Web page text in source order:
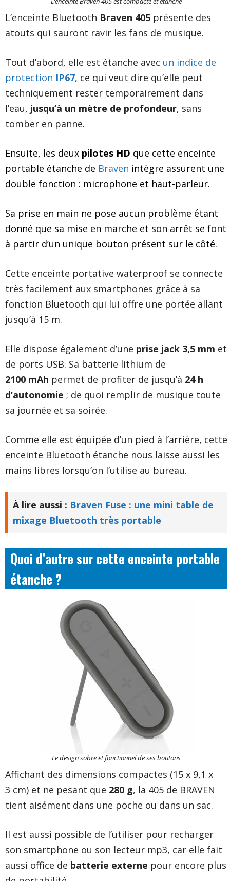
L’enceinte Bluetooth Braven 405 présente des
atouts qui sauront ravir les fans de musique.
Tout d’abord, elle est étanche avec un indice de
protection IP67, ce qui veut dire qu’elle peut
techniquement rester temporairement dans
l’eau, jusqu’à un mètre de profondeur, sans
tomber en panne.
Ensuite, les deux pilotes HD que cette enceinte
portable étanche de Braven intègre assurent une
double fonction : microphone et haut-parleur.
Sa prise en main ne pose aucun problème étant
donné que sa mise en marche et son arrêt se font
à partir d’un unique bouton présent sur le côté.
Cette enceinte portative waterproof se connecte
très facilement aux smartphones grâce à sa
fonction Bluetooth qui lui offre une portée allant
jusqu’à 15 m.
Elle dispose également d’une prise jack 3,5 mm et
de ports USB. Sa batterie lithium de
2100 mAh permet de profiter de jusqu’à 24 h
d’autonomie ; de quoi remplir de musique toute
sa journée et sa soirée.
Comme elle est équipée d’un pied à l’arrière, cette
enceinte Bluetooth étanche nous laisse aussi les
mains libres lorsqu’on l’utilise au bureau.
À lire aussi : Braven Fuse : une mini table de
mixage Bluetooth très portable
Quoi d’autre sur cette enceinte portable
étanche ?
Le design sobre et fonctionnel de ses boutons
Affichant des dimensions compactes (15 x 9,1 x
3 cm) et ne pesant que 280 g, la 405 de BRAVEN
tient aisément dans une poche ou dans un sac.
Il est aussi possible de l’utiliser pour recharger
son smartphone ou son lecteur mp3, car elle fait
aussi office de batterie externe pour encore plus